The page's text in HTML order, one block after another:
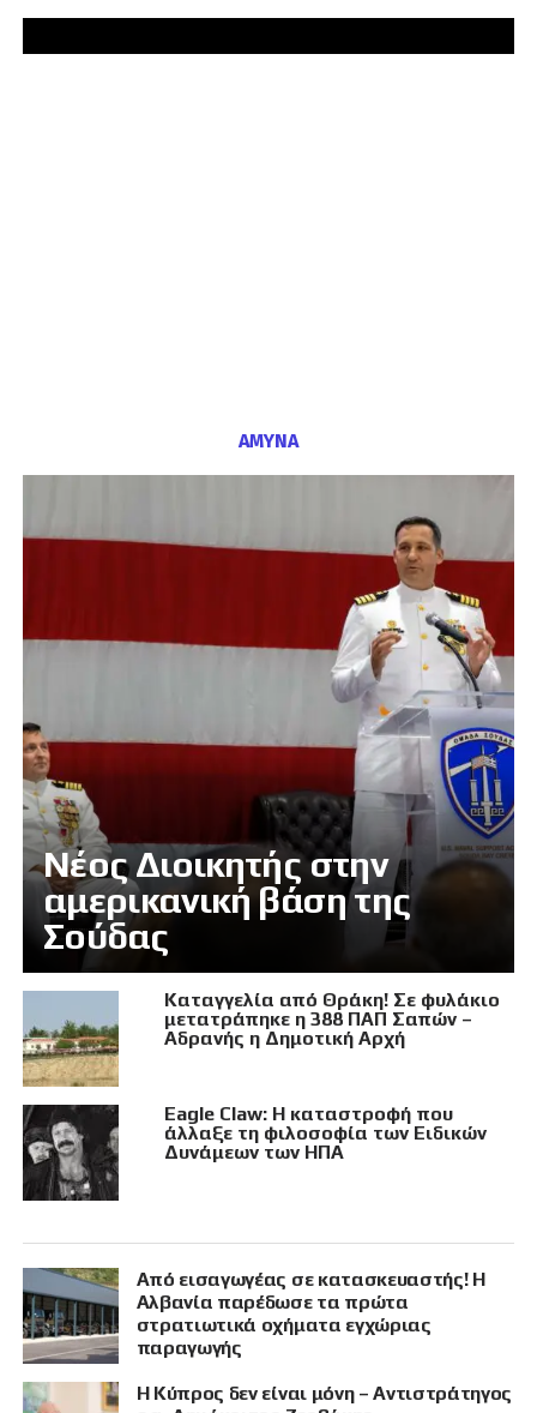
ΑΜΥΝΑ
Νέος Διοικητής στην
αμερικανική βάση της
Σούδας
Καταγγελία από Θράκη! Σε φυλάκιο
μετατράπηκε η 388 ΠΑΠ Σαπών –
Αδρανής η Δημοτική Αρχή
Eagle Claw: Η καταστροφή που
άλλαξε τη φιλοσοφία των Ειδικών
Δυνάμεων των ΗΠΑ
Από εισαγωγέας σε κατασκευαστής! Η
Αλβανία παρέδωσε τα πρώτα
στρατιωτικά οχήματα εγχώριας
παραγωγής
Η Κύπρος δεν είναι μόνη – Αντιστράτηγος